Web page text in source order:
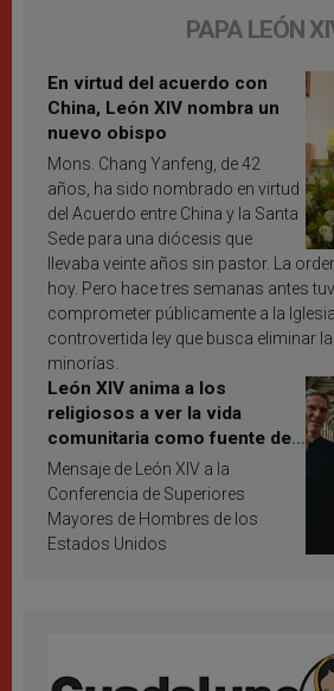
PAPA LEÓN
En virtud del acuerdo con
China, León XIV nombra un
nuevo obispo
Mons. Chang Yanfeng, de 42
años, ha sido nombrado en virtud
del Acuerdo entre China y la Santa
Sede para una diócesis que
llevaba veinte años sin pastor. La
hoy. Pero hace tres semanas antes
comprometer públicamente a la
controvertida ley que busca eliminar
minorías.
León XIV anima a los
religiosos a ver la vida
comunitaria como fuente de
inspiración y santificación
Mensaje de León XIV a la
Conferencia de Superiores
Mayores de Hombres de los
Estados Unidos